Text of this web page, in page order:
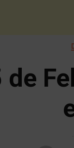
de